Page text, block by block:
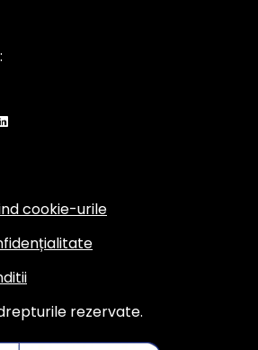
rezervate.
cookie-urile